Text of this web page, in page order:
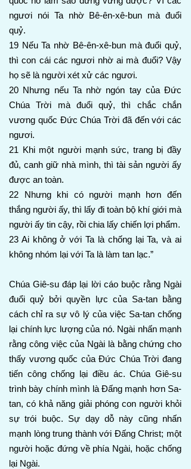
ngươi nói Ta nhờ Bê-ên-xê-bun mà đuổi
quỷ.
19 Nếu Ta nhờ Bê-ên-xê-bun mà đuổi quỷ,
thì con cái các ngươi nhờ ai mà đuổi? Vậy
họ sẽ là người xét xử các ngươi.
20 Nhưng nếu Ta nhờ ngón tay của Đức
Chúa Trời mà đuổi quỷ, thì chắc chắn
vương quốc Đức Chúa Trời đã đến với các
ngươi.
21 Khi một người mạnh sức, trang bị đầy
đủ, canh giữ nhà mình, thì tài sản người ấy
được an toàn.
22 Nhưng khi có người mạnh hơn đến
thắng người ấy, thì lấy đi toàn bộ khí giới mà
người ấy tin cậy, rồi chia lấy chiến lợi phẩm.
23 Ai không ở với Ta là chống lại Ta, và ai
không nhóm lại với Ta là làm tan lạc.”
Chúa Giê-su đáp lại lời cáo buộc rằng Ngài
đuổi quỷ bởi quyền lực của Sa-tan bằng
cách chỉ ra sự vô lý của việc Sa-tan chống
lại chính lực lượng của nó. Ngài nhấn mạnh
rằng công việc của Ngài là bằng chứng cho
thấy vương quốc của Đức Chúa Trời đang
tiến công chống lại điều ác. Chúa Giê-su
trình bày chính mình là Đấng mạnh hơn Sa-
tan, có khả năng giải phóng con người khỏi
sự trói buộc. Sự dạy dỗ này cũng nhấn
mạnh lòng trung thành với Đấng Christ; một
người hoặc đứng về phía Ngài, hoặc chống
lại Ngài.